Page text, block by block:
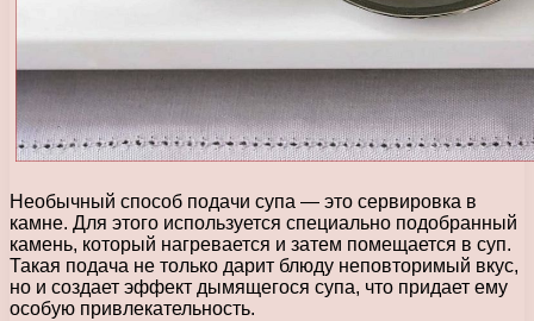
Необычный способ подачи супа — это сервировка в
камне. Для этого используется специально подобранный
камень, который нагревается и затем помещается в суп.
Такая подача не только дарит блюду неповторимый вкус,
но и создает эффект дымящегося супа, что придает ему
особую привлекательность.